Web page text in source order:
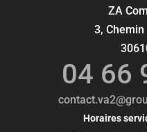
ZA
3,
04 66
Horaires